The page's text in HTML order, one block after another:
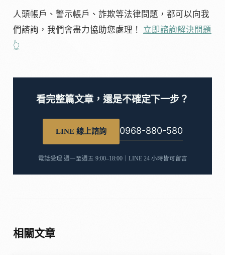
人頭帳戶、警示帳戶、詐欺等法律問題，都可以向我
們諮詢，我們會盡力協助您處理！ 立即諮詢解決問題
👆
看完整篇文章，還是不確定下一步？
LINE 線上諮詢 0968-880-580
電話受理 週一至週五 9:00–18:00｜LINE 24 小時皆可留言
相關文章